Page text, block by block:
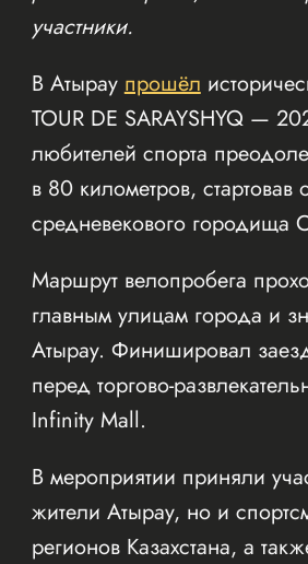
участники.
В Атырау прошёл
TOUR DE SARAYSHYQ —
любителей спорта
в 80 километров, стартовав
средневекового городища
Маршрут велопробега
главным улицам города и
Атырау. Финишировал
перед торгово-
Infinity Mall.
В мероприятии приняли
жители Атырау, но и
регионов Казахстана, а